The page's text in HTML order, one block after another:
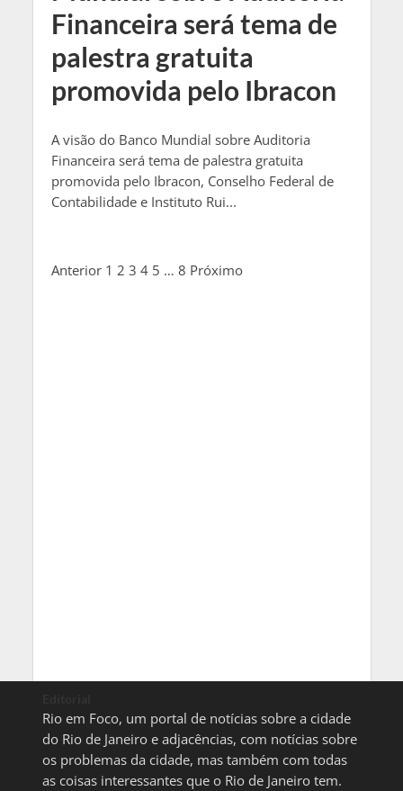
Financeira será tema de
palestra gratuita
promovida pelo Ibracon
A visão do Banco Mundial sobre Auditoria
Financeira será tema de palestra gratuita
promovida pelo Ibracon, Conselho Federal de
Contabilidade e Instituto Rui...
Anterior 1 2 3 4 5 … 8 Próximo
Rio em Foco, um portal de notícias sobre a cidade
do Rio de Janeiro e adjacências, com notícias sobre
os problemas da cidade, mas também com todas
as coisas interessantes que o Rio de Janeiro tem.